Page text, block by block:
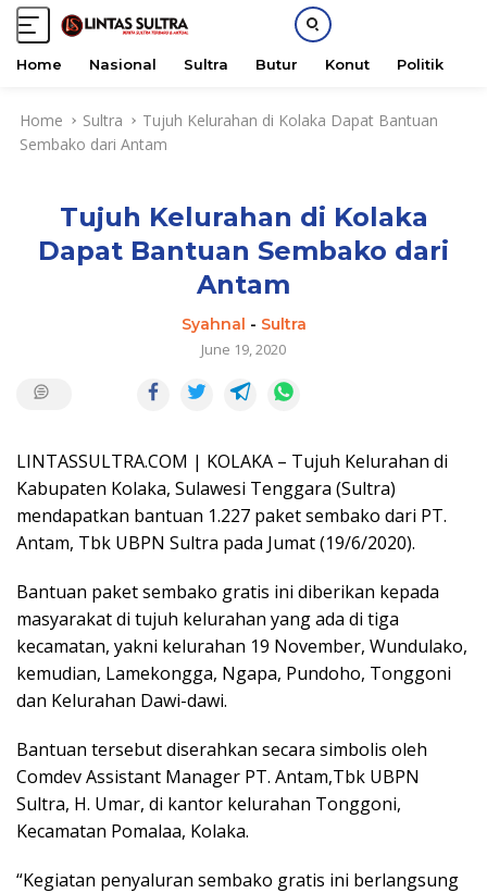
Home Nasional Sultra Butur Konut Politik
Home Sultra
Tujuh Kelurahan di Kolaka Dapat Bantuan
Sembako dari Antam
Tujuh Kelurahan di Kolaka
Dapat Bantuan Sembako dari
Antam
Syahnal - Sultra
June 19, 2020
LINTASSULTRA.COM | KOLAKA – Tujuh Kelurahan di
Kabupaten Kolaka, Sulawesi Tenggara (Sultra)
mendapatkan bantuan 1.227 paket sembako dari PT.
Antam, Tbk UBPN Sultra pada Jumat (19/6/2020).
Bantuan paket sembako gratis ini diberikan kepada
masyarakat di tujuh kelurahan yang ada di tiga
kecamatan, yakni kelurahan 19 November, Wundulako,
kemudian, Lamekongga, Ngapa, Pundoho, Tonggoni
dan Kelurahan Dawi-dawi.
Bantuan tersebut diserahkan secara simbolis oleh
Comdev Assistant Manager PT. Antam,Tbk UBPN
Sultra, H. Umar, di kantor kelurahan Tonggoni,
Kecamatan Pomalaa, Kolaka.
“Kegiatan penyaluran sembako gratis ini berlangsung